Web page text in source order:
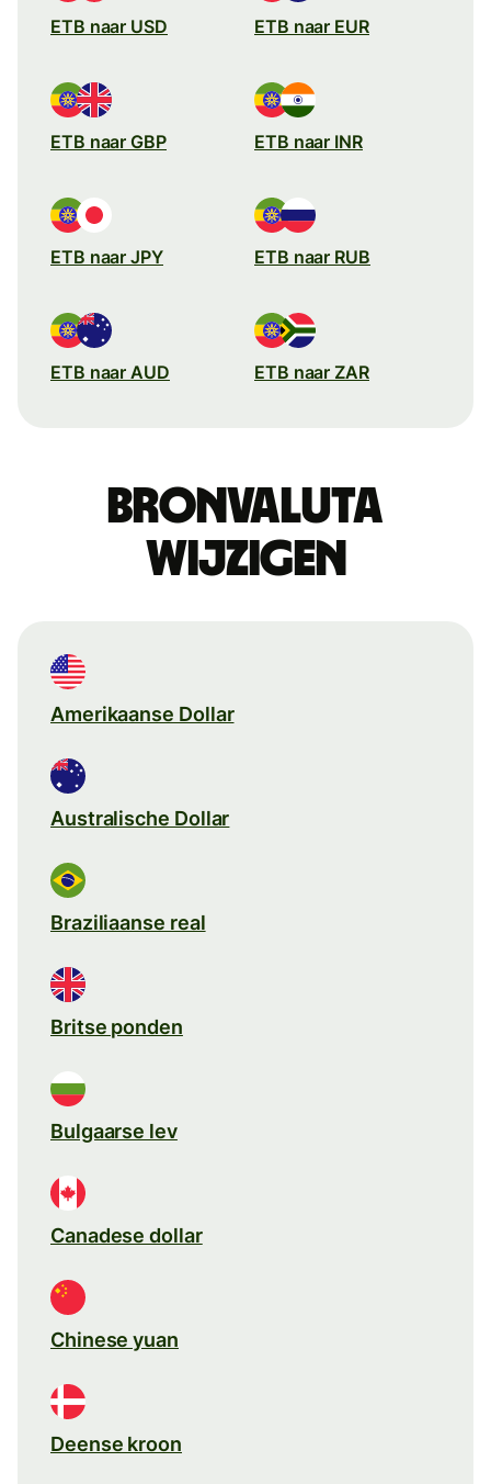
ETB naar USD ETB naar EUR
ETB naar GBP ETB naar INR
ETB naar JPY ETB naar RUB
ETB naar AUD ETB naar ZAR
Bronvaluta
wijzigen
Amerikaanse Dollar
Australische Dollar
Braziliaanse real
Britse ponden
Bulgaarse lev
Canadese dollar
Chinese yuan
Deense kroon